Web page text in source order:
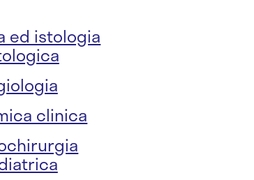
ed istologia
clinica